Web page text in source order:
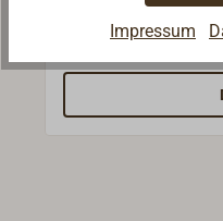
Petroleum-
120, 150 oder
Schraubenlöcher
5,95 € *
Impressum